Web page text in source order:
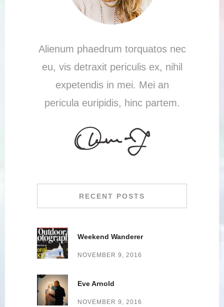
Alienum phaedrum torquatos nec
eu, vis detraxit periculis ex, nihil
expetendis in mei. Mei an
pericula euripidis, hinc partem.
RECENT POSTS
Weekend Wanderer
NOVEMBER 9, 2016
Eve Arnold
NOVEMBER 9, 2016